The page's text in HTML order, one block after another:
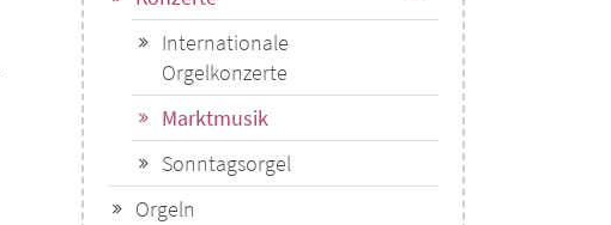
Internationale
Orgelkonzerte
Marktmusik
Sonntagsorgel
Orgeln